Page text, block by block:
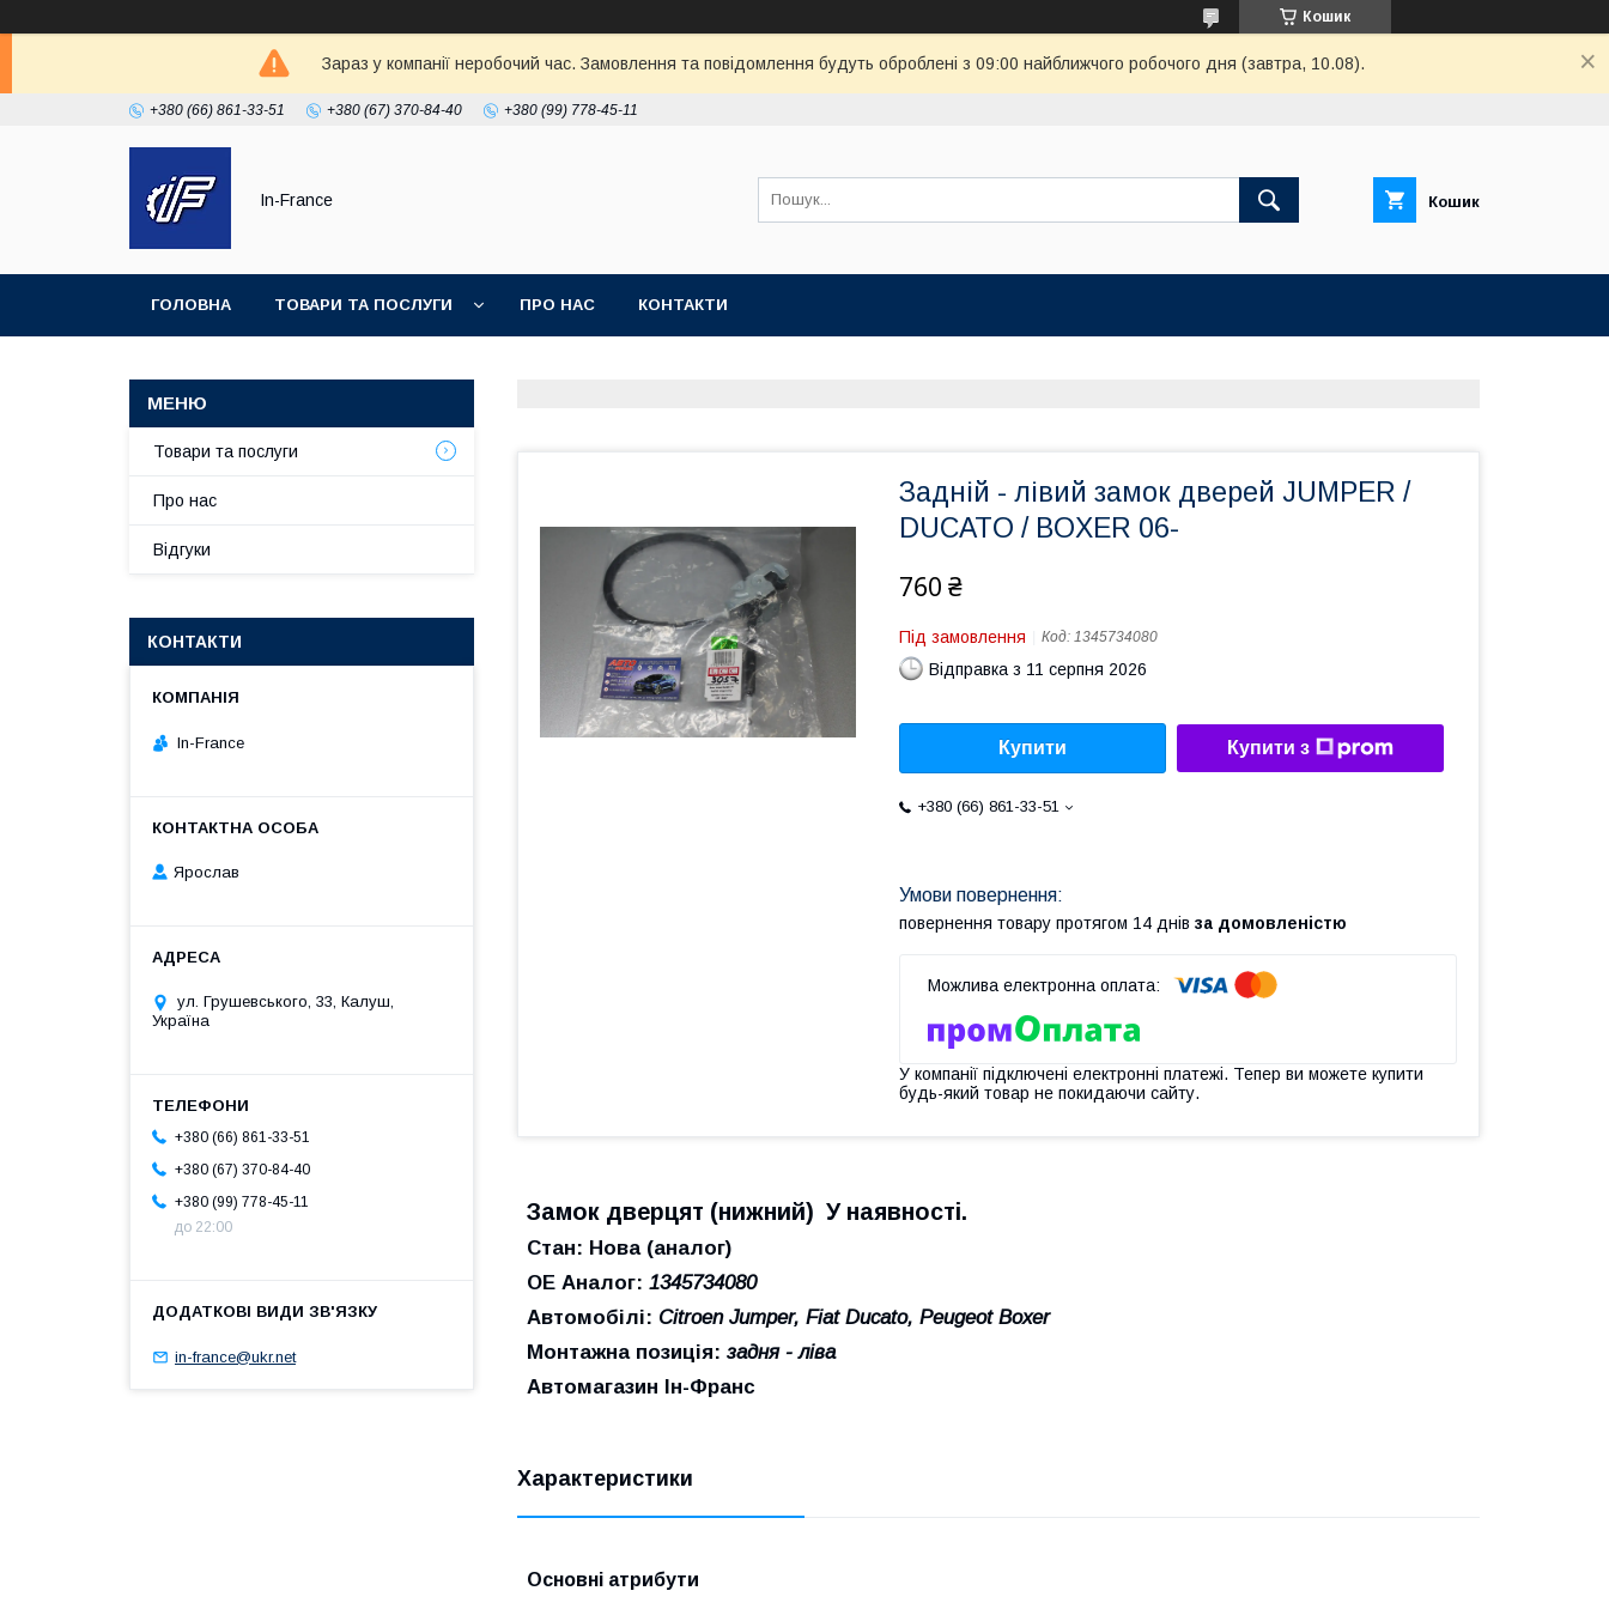
Кошик
Зараз у компанії неробочий час. Замовлення та повідомлення будуть оброблені з 09:00 найближчого робочого дня (завтра, 10.08).
+380 (66) 861-33-51 +380 (67) 370-84-40 +380 (99) 778-45-11
In-France Кошик
ГОЛОВНА ТОВАРИ ТА ПОСЛУГИ ПРО НАС КОНТАКТИ
Задній - лівий замок дверей JUMPER /
DUCATO / BOXER 06-
760 ₴
Під замовлення Код: 1345734080
Відправка з 11 серпня 2026
Купити Купити з
+380 (66) 861-33-51
повернення товару протягом 14 днів за домовленістю
У компанії підключені електронні платежі. Тепер ви можете купити
будь-який товар не покидаючи сайту.
Замок дверцят (нижний) У наявності.
Стан: Нова (аналог)
ОЕ Аналог: 1345734080
Автомобілі: Citroen Jumper, Fiat Ducato, Peugeot Boxer
Монтажна позиція: задня - ліва
Автомагазин Ін-Франс
Характеристики
Основні атрибути
Товари та послуги
Про нас
Відгуки
КОНТАКТИ
In-France
Ярослав
ул. Грушевського, 33, Калуш,
Україна
+380 (66) 861-33-51
+380 (67) 370-84-40
+380 (99) 778-45-11
до 22:00
in-france@ukr.net